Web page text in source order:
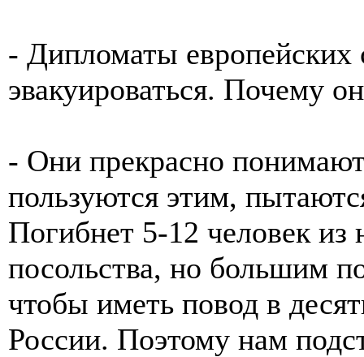
- Дипломаты европейских
эвакуироваться. Почему
- Они прекрасно
пользуются этим,
Погибнет 5-12 человек из
посольства, но большим
чтобы иметь повод в
России. Поэтому нам